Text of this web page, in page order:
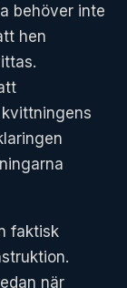
behöver inte
hen
faktisk
när